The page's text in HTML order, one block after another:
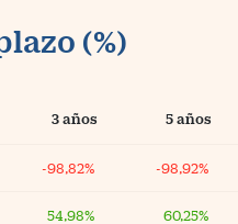
(%)
3 años 5 años
-98,82% -98,92%
54,98% 60,25%